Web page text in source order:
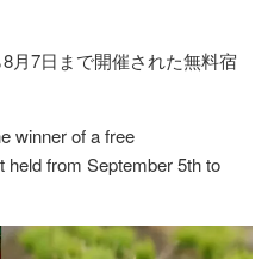
月7日まで開催された無料宿
winner of a free
from September 5th to